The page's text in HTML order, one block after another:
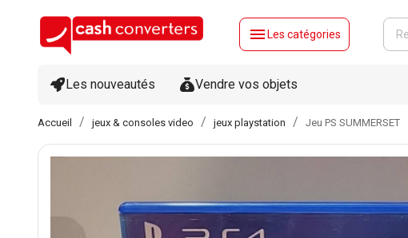
menu Les catégories
Les nouveautés Vendre vos objets
Accueil jeux & consoles video jeux playstation Jeu PS SUMMERSET